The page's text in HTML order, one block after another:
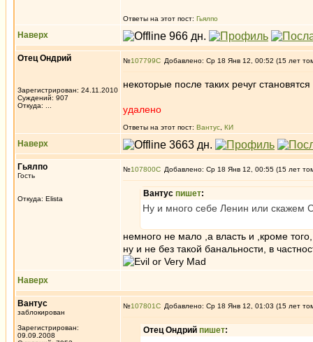
Ответы на этот пост: Гьялпо
Наверх
Отец Ондрий
Зарегистрирован: 24.11.2010
Суждений: 907
Откуда: ...
№107799 Добавлено: Ср 18 Янв 12, 00:52 (15 лет
некоторые после таких речуг
удалено
Ответы на этот пост: Вантус КИ
Наверх
Гьялпо
Гость
Откуда: Elista
№107800 Добавлено: Ср 18 Янв 12, 00:55 (15 лет
Вантус пишет:
Ну и много себе Ленин или скажем
немного не мало ,а власть и ,кроме
ну и не без такой банальности, в
Наверх
Вантус
заблокирован
Зарегистрирован:
09.09.2008
№107801 Добавлено: Ср 18 Янв 12, 01:03 (15 лет
Отец Ондрий пишет: